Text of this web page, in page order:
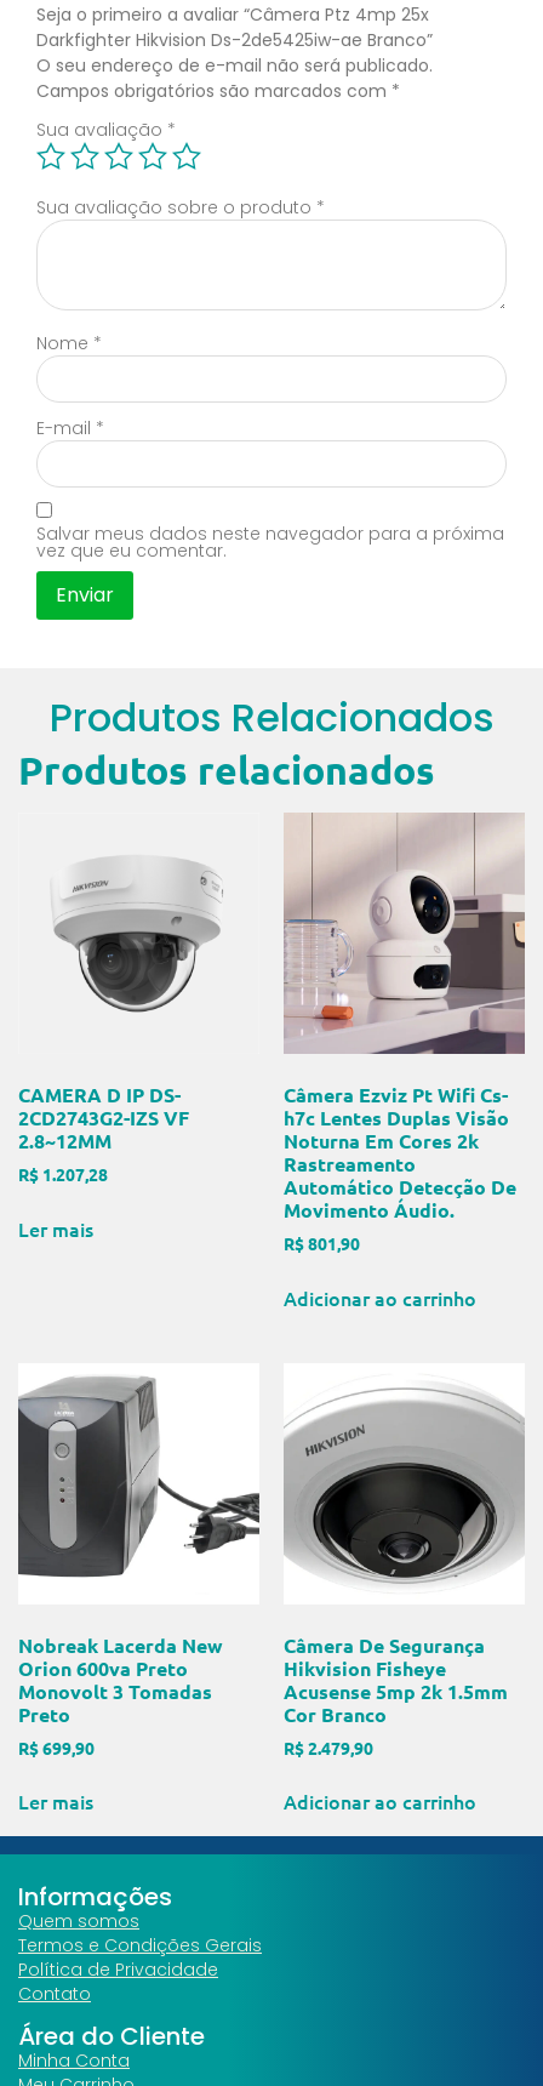
Seja o primeiro a avaliar “Câmera Ptz 4mp 25x
Darkfighter Hikvision Ds-2de5425iw-ae Branco”
O seu endereço de e-mail não será publicado.
Campos obrigatórios são marcados com *
Sua avaliação *
Sua avaliação sobre o produto *
Nome *
E-mail *
Salvar meus dados neste navegador para a próxima
vez que eu comentar.
Produtos Relacionados
Produtos relacionados
CAMERA D IP DS-
2CD2743G2-IZS VF
2.8~12MM
R$ 1.207,28
Ler mais
Câmera Ezviz Pt Wifi Cs-
h7c Lentes Duplas Visão
Noturna Em Cores 2k
Rastreamento
Automático Detecção De
Movimento Áudio.
R$801,90
Adicionar ao carrinho
Nobreak Lacerda New
Orion 600va Preto
Monovolt 3 Tomadas
Preto
R$699,90
Ler mais
Câmera De Segurança
Hikvision Fisheye
Acusense 5mp 2k 1.5mm
Cor Branco
R$2.479,90
Adicionar ao carrinho
Informações
Quem somos
Termos e Condições Gerais
Política de Privacidade
Contato
Área do Cliente
Minha Conta